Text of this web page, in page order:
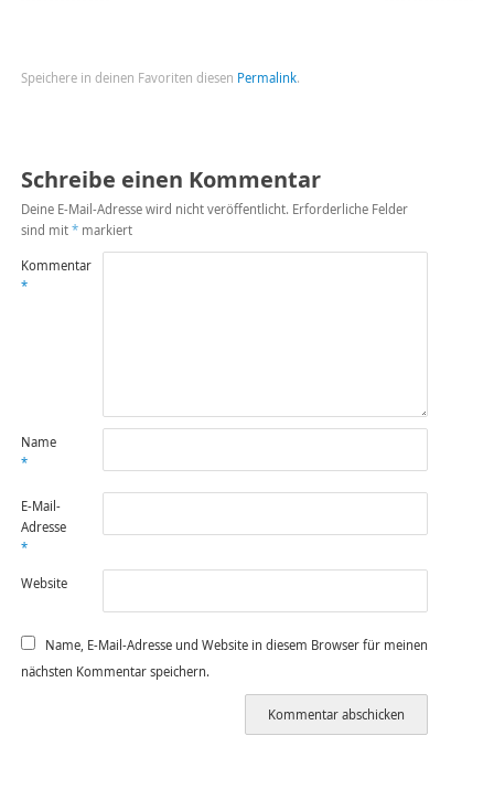
Speichere in deinen Favoriten diesen Permalink.
Schreibe einen Kommentar
Deine E-Mail-Adresse wird nicht veröffentlicht. Erforderliche Felder
sind mit *markiert
Kommentar
*
Name
*
E-Mail-
Adresse
*
Website
Name, E-Mail-Adresse und Website in diesem Browser für meinen
nächsten Kommentar speichern.